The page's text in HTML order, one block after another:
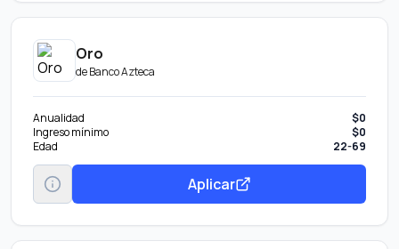
Oro
deBanco Azteca
Anualidad
$0
Ingreso mínimo
$0
Edad
22-69
Aplicar